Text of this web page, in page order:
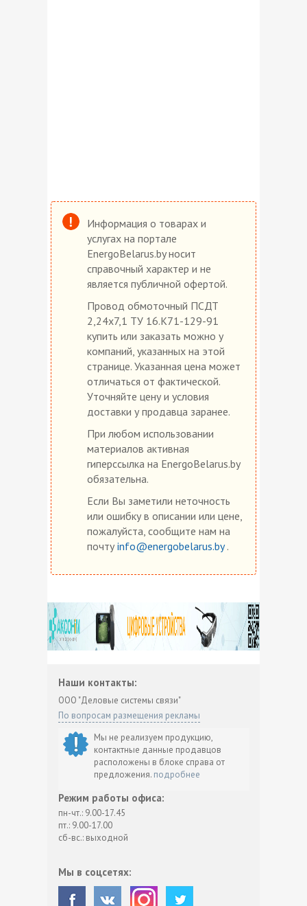
Информация о товарах и
услугах на портале
EnergoBelarus.by носит
справочный характер и не
является публичной офертой.
Провод обмоточный ПСДТ
2,24х7,1 ТУ 16.К71-129-91
купить или заказать можно у
компаний, указанных на этой
странице. Указанная цена может
отличаться от фактической.
Уточняйте цену и условия
доставки у продавца заранее.
При любом использовании
материалов активная
гиперссылка на EnergoBelarus.by
обязательна.
Если Вы заметили неточность
или ошибку в описании или цене,
пожалуйста, сообщите нам на
почту info@energobelarus.by.
Наши контакты:
ООО "Деловые системы связи"
По вопросам размещения рекламы
Мы не реализуем продукцию,
контактные данные продавцов
расположены в блоке справа от
предложения. подробнее
Режим работы офиса:
пн-чт.: 9.00-17.45
пт.: 9.00-17.00
сб-вс.: выходной
Мы в соцсетях: